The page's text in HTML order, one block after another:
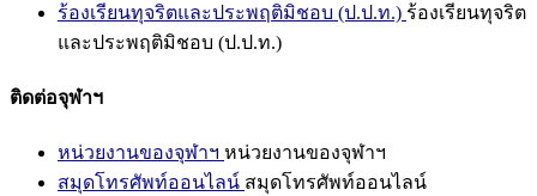
ร้องเรียนทุจริตและประพฤติมิชอบ (ป.ป.ท.) ร้องเรียนทุจริต
และประพฤติมิชอบ (ป.ป.ท.)
ติดต่อจุฬาฯ
หน่วยงานของจุฬาฯ หน่วยงานของจุฬาฯ
สมุดโทรศัพท์ออนไลน์ สมุดโทรศัพท์ออนไลน์